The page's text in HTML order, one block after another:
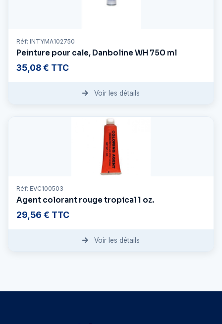
Réf: INTYMA102750
Peinture pour cale, Danboline WH 750 ml
35,08 € TTC
Voir les détails
Réf: EVC100503
Agent colorant rouge tropical 1 oz.
29,56 € TTC
Voir les détails